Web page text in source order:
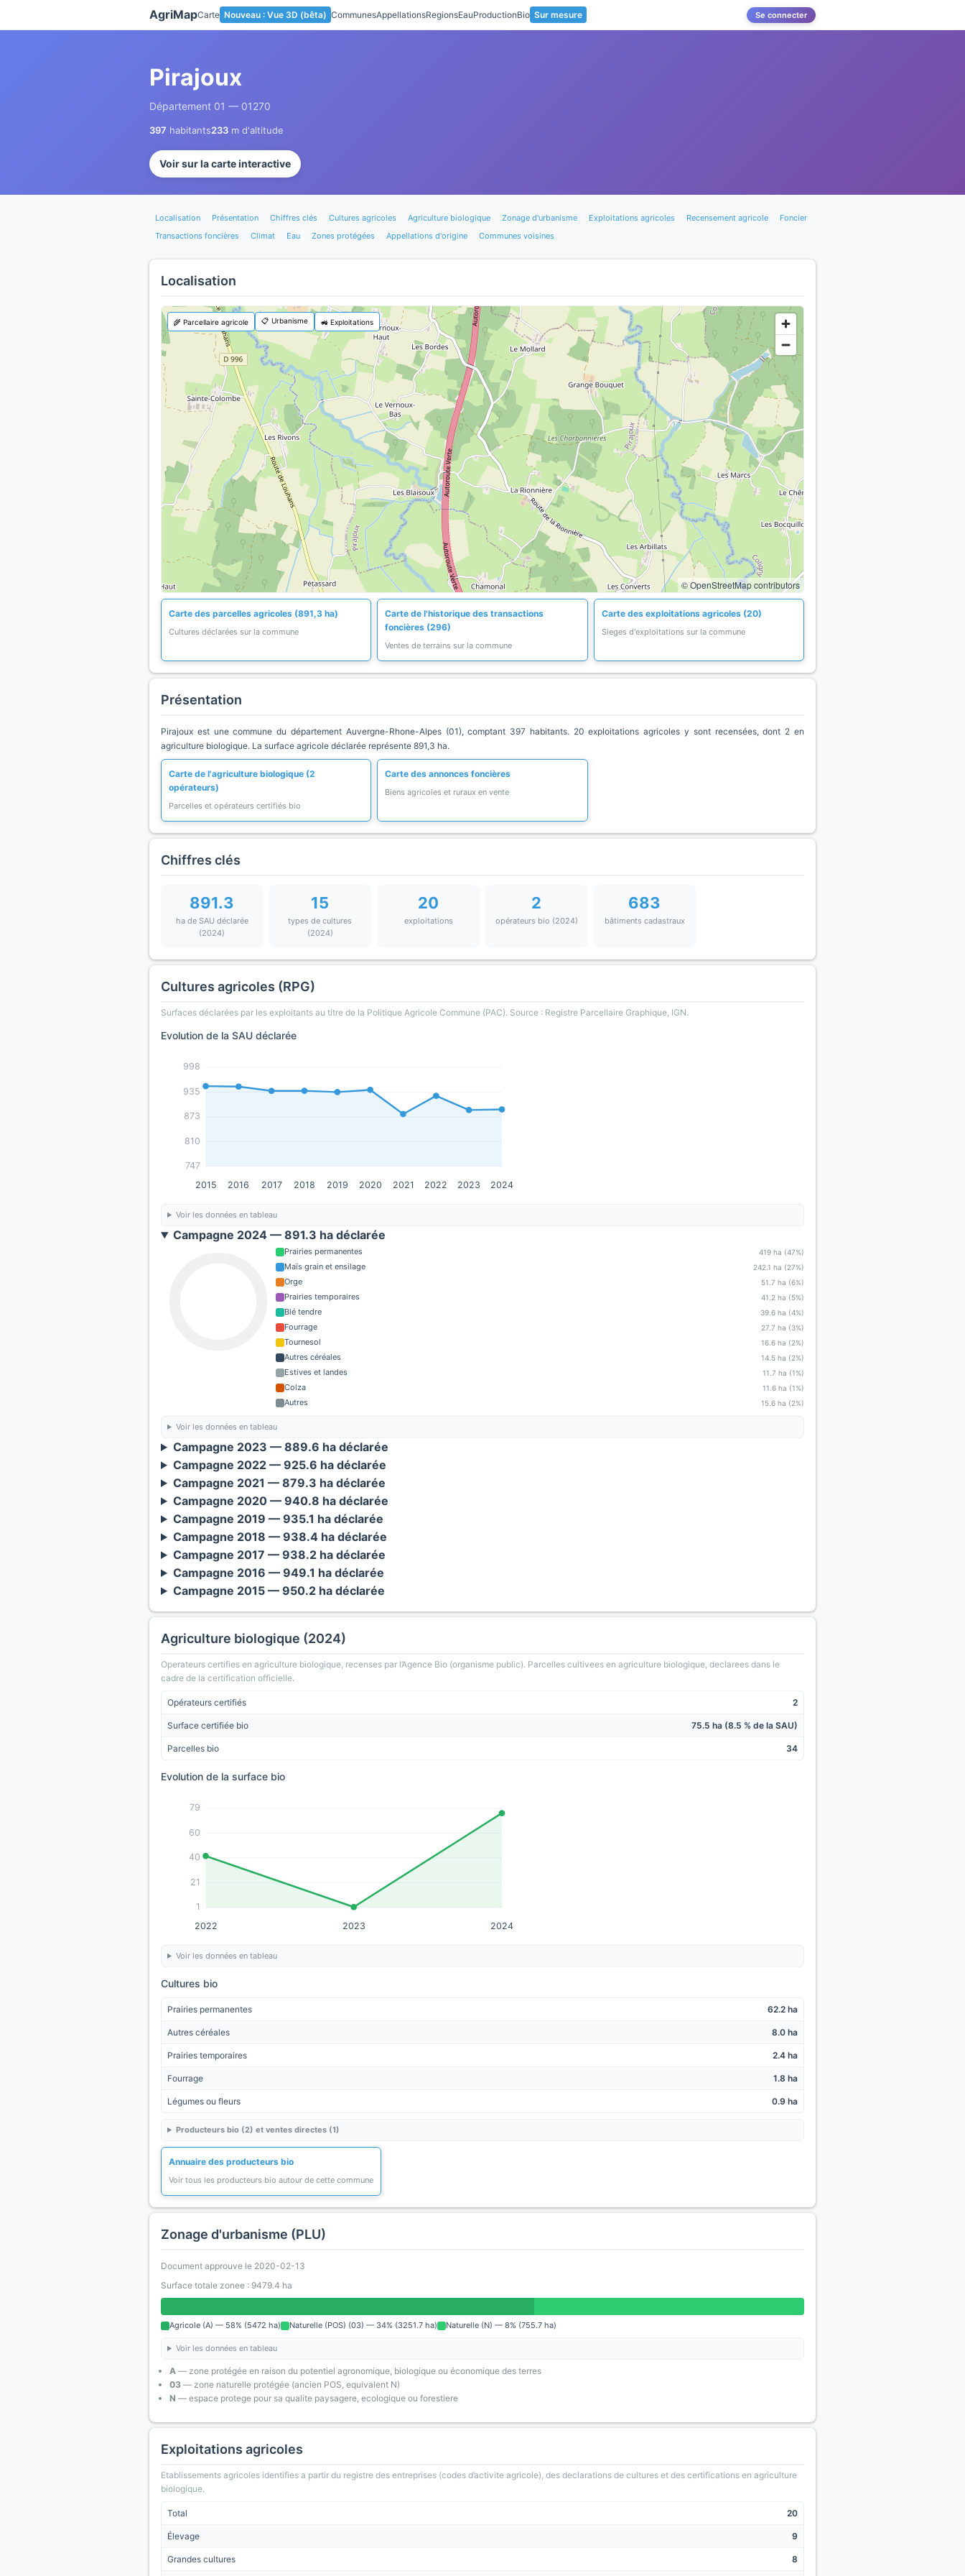
AgriMapCarte Nouveau : Vue 3D (bêta) CommunesAppellationsRegionsEauProductionBio Sur mesure Se connecter
Pirajoux
Département 01 — 01270
397 habitants233 m d'altitude
Voir sur la carte interactive
Localisation Présentation Chiffres clés Cultures agricoles Agriculture biologique Zonage d'urbanisme Exploitations agricoles Recensement agricole
Foncier
Transactions foncières
Climat Eau Zones protégées Appellations d'origine Communes voisines
Localisation
© OpenStreetMap contributors
🌾 Parcellaire agricole 📋 Urbanisme 🚜 Exploitations
Carte des parcelles agricoles (891,3 ha)
Cultures déclarées sur la commune
Carte de l'historique des transactions
foncières (296)
Ventes de terrains sur la commune
Carte des exploitations agricoles (20)
Sieges d'exploitations sur la commune
Présentation
Pirajoux est une commune du département Auvergne-Rhone-Alpes (01), comptant 397 habitants. 20 exploitations agricoles y sont recensées, dont 2 en
agriculture biologique. La surface agricole déclarée représente 891,3 ha.
Carte de l'agriculture biologique (2
opérateurs)
Parcelles et opérateurs certifiés bio
Carte des annonces foncières
Biens agricoles et ruraux en vente
Chiffres clés
891.3
ha de SAU déclarée
(2024)
15
types de cultures
(2024)
20
exploitations
2
opérateurs bio (2024)
683
bâtiments cadastraux
Cultures agricoles (RPG)
Surfaces déclarées par les exploitants au titre de la Politique Agricole Commune (PAC). Source : Registre Parcellaire Graphique, IGN.
Evolution de la SAU déclarée
747
810
873
935
998
2015 2016 2017 2018 2019 2020 2021 2022 2023 2024
Voir les données en tableau
Campagne 2024 — 891.3 ha déclarée
Prairies permanentes 419 ha (47%)
Maïs grain et ensilage 242.1 ha (27%)
Orge 51.7 ha (6%)
Prairies temporaires 41.2 ha (5%)
Blé tendre 39.6 ha (4%)
Fourrage 27.7 ha (3%)
Tournesol 16.6 ha (2%)
Autres céréales 14.5 ha (2%)
Estives et landes 11.7 ha (1%)
Colza 11.6 ha (1%)
Autres 15.6 ha (2%)
Voir les données en tableau
Campagne 2023 — 889.6 ha déclarée
Campagne 2022 — 925.6 ha déclarée
Campagne 2021 — 879.3 ha déclarée
Campagne 2020 — 940.8 ha déclarée
Campagne 2019 — 935.1 ha déclarée
Campagne 2018 — 938.4 ha déclarée
Campagne 2017 — 938.2 ha déclarée
Campagne 2016 — 949.1 ha déclarée
Campagne 2015 — 950.2 ha déclarée
Agriculture biologique (2024)
Operateurs certifies en agriculture biologique, recenses par l’Agence Bio (organisme public). Parcelles cultivees en agriculture biologique, declarees dans le
cadre de la certification officielle.
Opérateurs certifiés 2
Surface certifiée bio 75.5 ha (8.5 % de la SAU)
Parcelles bio 34
Evolution de la surface bio
1
21
40
60
79
2022 2023 2024
Voir les données en tableau
Cultures bio
Prairies permanentes 62.2 ha
Autres céréales 8.0 ha
Prairies temporaires 2.4 ha
Fourrage 1.8 ha
Légumes ou fleurs 0.9 ha
Producteurs bio (2) et ventes directes (1)
Annuaire des producteurs bio
Voir tous les producteurs bio autour de cette commune
Zonage d'urbanisme (PLU)
Document approuve le 2020-02-13
Surface totale zonee : 9479.4 ha
Agricole (A) — 58% (5472 ha) Naturelle (POS) (03) — 34% (3251.7 ha) Naturelle (N) — 8% (755.7 ha)
Voir les données en tableau
A — zone protégée en raison du potentiel agronomique, biologique ou économique des terres
03 — zone naturelle protégée (ancien POS, equivalent N)
N — espace protege pour sa qualite paysagere, ecologique ou forestiere
Exploitations agricoles
Etablissements agricoles identifies a partir du registre des entreprises (codes d’activite agricole), des declarations de cultures et des certifications en agriculture
biologique.
Total 20
Élevage 9
Grandes cultures 8
Panneau de gestion des cookies